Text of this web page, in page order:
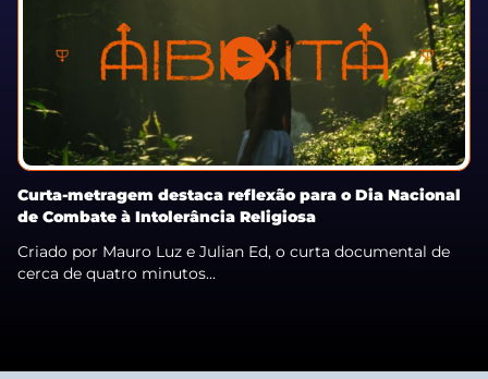
Curta-metragem destaca reflexão para o Dia Nacional
de Combate à Intolerância Religiosa
Criado por Mauro Luz e Julian Ed, o curta documental de
cerca de quatro minutos...